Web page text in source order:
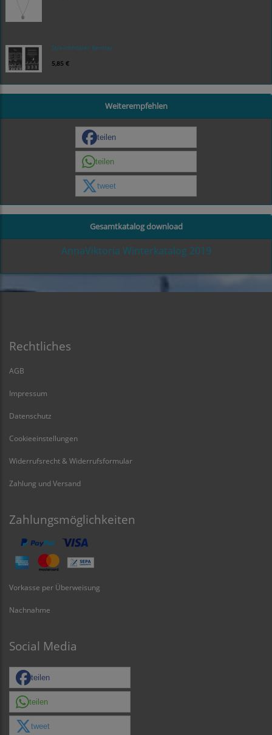
Streichhölzer Rentier
5,85 €
Weiterempfehlen
teilen
teilen
tweet
Gesamtkatalog download
AnnaViktoria Winterkatalog 2019
Rechtliches
AGB
Impressum
Datenschutz
Cookieeinstellungen
Widerrufsrecht & Widerrufsformular
Zahlung und Versand
Zahlungsmöglichkeiten
Vorkasse per Überweisung
Nachnahme
Social Media
teilen
teilen
tweet